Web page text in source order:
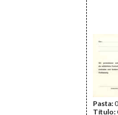
Pasta:
Título: